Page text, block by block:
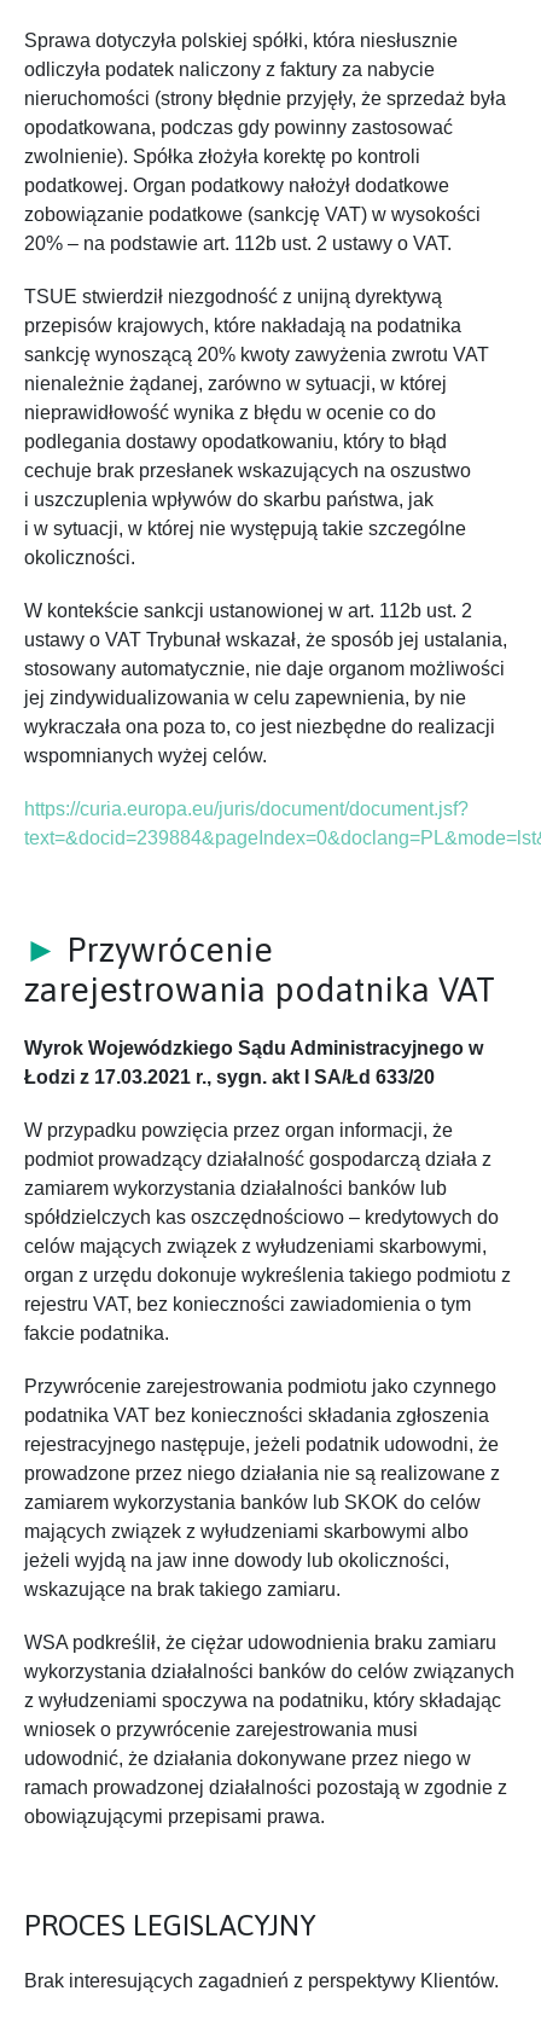
Sprawa dotyczyła polskiej spółki, która niesłusznie
odliczyła podatek naliczony z faktury za nabycie
nieruchomości (strony błędnie przyjęły, że sprzedaż była
opodatkowana, podczas gdy powinny zastosować
zwolnienie). Spółka złożyła korektę po kontroli
podatkowej. Organ podatkowy nałożył dodatkowe
zobowiązanie podatkowe (sankcję VAT) w wysokości
20% – na podstawie art. 112b ust. 2 ustawy o VAT.
TSUE stwierdził niezgodność z unijną dyrektywą
przepisów krajowych, które nakładają na podatnika
sankcję wynoszącą 20% kwoty zawyżenia zwrotu VAT
nienależnie żądanej, zarówno w sytuacji, w której
nieprawidłowość wynika z błędu w ocenie co do
podlegania dostawy opodatkowaniu, który to błąd
cechuje brak przesłanek wskazujących na oszustwo
i uszczuplenia wpływów do skarbu państwa, jak
i w sytuacji, w której nie występują takie szczególne
okoliczności.
W kontekście sankcji ustanowionej w art. 112b ust. 2
ustawy o VAT Trybunał wskazał, że sposób jej ustalania,
stosowany automatycznie, nie daje organom możliwości
jej zindywidualizowania w celu zapewnienia, by nie
wykraczała ona poza to, co jest niezbędne do realizacji
wspomnianych wyżej celów.
https://curia.europa.eu/juris/document/document.jsf?
► Przywrócenie
zarejestrowania podatnika VAT
Wyrok Wojewódzkiego Sądu Administracyjnego w
Łodzi z 17.03.2021 r., sygn. akt I SA/Łd 633/20
W przypadku powzięcia przez organ informacji, że
podmiot prowadzący działalność gospodarczą działa z
zamiarem wykorzystania działalności banków lub
spółdzielczych kas oszczędnościowo – kredytowych do
celów mających związek z wyłudzeniami skarbowymi,
organ z urzędu dokonuje wykreślenia takiego podmiotu z
rejestru VAT, bez konieczności zawiadomienia o tym
fakcie podatnika.
Przywrócenie zarejestrowania podmiotu jako czynnego
podatnika VAT bez konieczności składania zgłoszenia
rejestracyjnego następuje, jeżeli podatnik udowodni, że
prowadzone przez niego działania nie są realizowane z
zamiarem wykorzystania banków lub SKOK do celów
mających związek z wyłudzeniami skarbowymi albo
jeżeli wyjdą na jaw inne dowody lub okoliczności,
wskazujące na brak takiego zamiaru.
WSA podkreślił, że ciężar udowodnienia braku zamiaru
wykorzystania działalności banków do celów związanych
z wyłudzeniami spoczywa na podatniku, który składając
wniosek o przywrócenie zarejestrowania musi
udowodnić, że działania dokonywane przez niego w
ramach prowadzonej działalności pozostają w zgodnie z
obowiązującymi przepisami prawa.
PROCES LEGISLACYJNY
Brak interesujących zagadnień z perspektywy Klientów.